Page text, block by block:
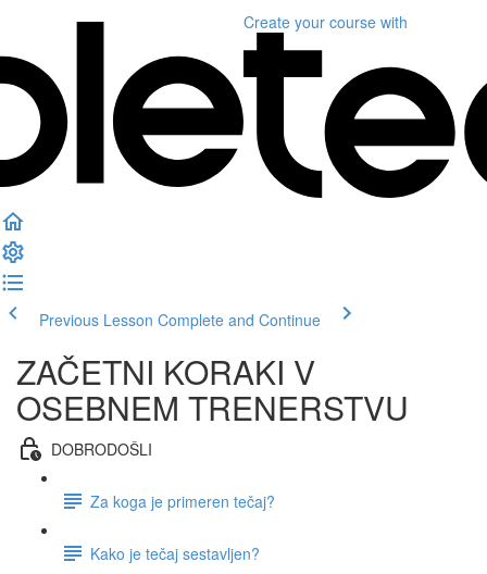
Create your course with
Previous Lesson Complete and Continue
ZAČETNI KORAKI V
OSEBNEM TRENERSTVU
DOBRODOŠLI
Za koga je primeren tečaj?
Kako je tečaj sestavljen?